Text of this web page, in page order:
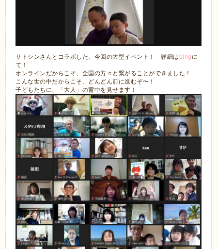
サトシンさんとコラボした、今回の大型イベント！ 詳細は blog に
て！
オンラインだからこそ、全国の方々と繋がることができました！
こんな世の中だからこそ、どんどん前に進むぞ〜！
子どもたちに、「大人」の背中を見せます！